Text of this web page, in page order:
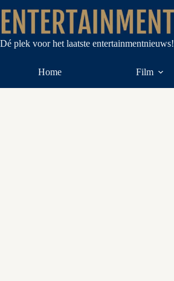
naar
de
inhoud
Dé plek voor het laatste entertainmentnieuws!
Home Film